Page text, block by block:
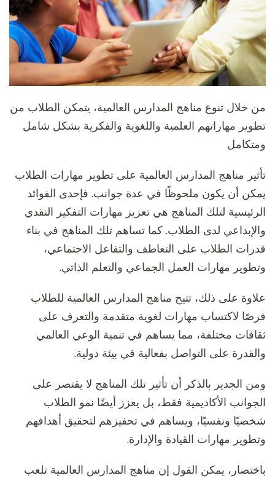
من خلال تنوع مناهج المدارس العالمية، يتمكن الطلاب من
تطوير مهاراتهم العلمية واللغوية والفكرية بشكل شامل
ومتكامل
تأثير مناهج المدارس العالمية على تطوير مهارات الطلاب
يمكن أن يكون ملحوظًا في عدة جوانب. فإحدى الفوائد
الرئيسية لتلك المناهج هي تعزيز مهارات التفكير النقدي
والإبداعي لدى الطلاب. كما تساهم تلك المناهج في بناء
قدرات الطلاب على التعاطف والتفاعل الاجتماعي،
وتطوير مهارات العمل الجماعي والتعلم الذاتي.
علاوة على ذلك، تتيح مناهج المدارس العالمية للطلاب
فرصًا لاكتساب مهارات لغوية متقدمة والتعرف على
ثقافات مختلفة، مما يساهم في تنمية الوعي العالمي
والقدرة على التواصل بفعالية في بيئة دولية.
ومن الجدير بالذكر أن تأثير تلك المناهج لا يقتصر على
الجوانب الأكاديمية فقط، بل يعزز أيضًا نمو الطلاب
شخصيًا ونفسيًا، ويساهم في تحفيزهم لتحقيق أهدافهم
وتطوير مهارات القيادة والإدارة.
باختصار، يمكن القول إن مناهج المدارس العالمية تلعب